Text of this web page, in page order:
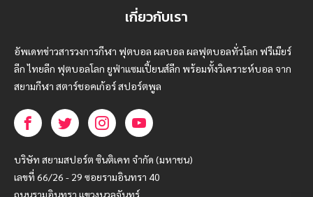
เกี่ยวกับเรา
อัพเดทข่าวสารวงการกีฬา ฟุตบอล ผลบอล ผลฟุตบอลทั่วโลก ฟรีเมียร์
ลีก ไทยลีก ฟุตบอลโลก ยูฟ่าแซมเปี้ยนส์ลีก พร้อมทั้งวิเคราะห์บอล จาก
สยามกีฬา สตาร์ชอคเก้อร์ สปอร์ตพูล
บริษัท สยามสปอร์ต ซินติเคท จำกัด (มหาชน)
เลขที่ 66/26 - 29 ซอยรามอินทรา 40
ถนนรามอินทรา แขวงนวลจันทร์